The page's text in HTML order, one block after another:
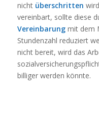
nicht überschritten
vereinbart, sollte diese
Vereinbarungmit dem
Stundenzahl reduziert
nicht bereit, wird das
billiger werden könnte.